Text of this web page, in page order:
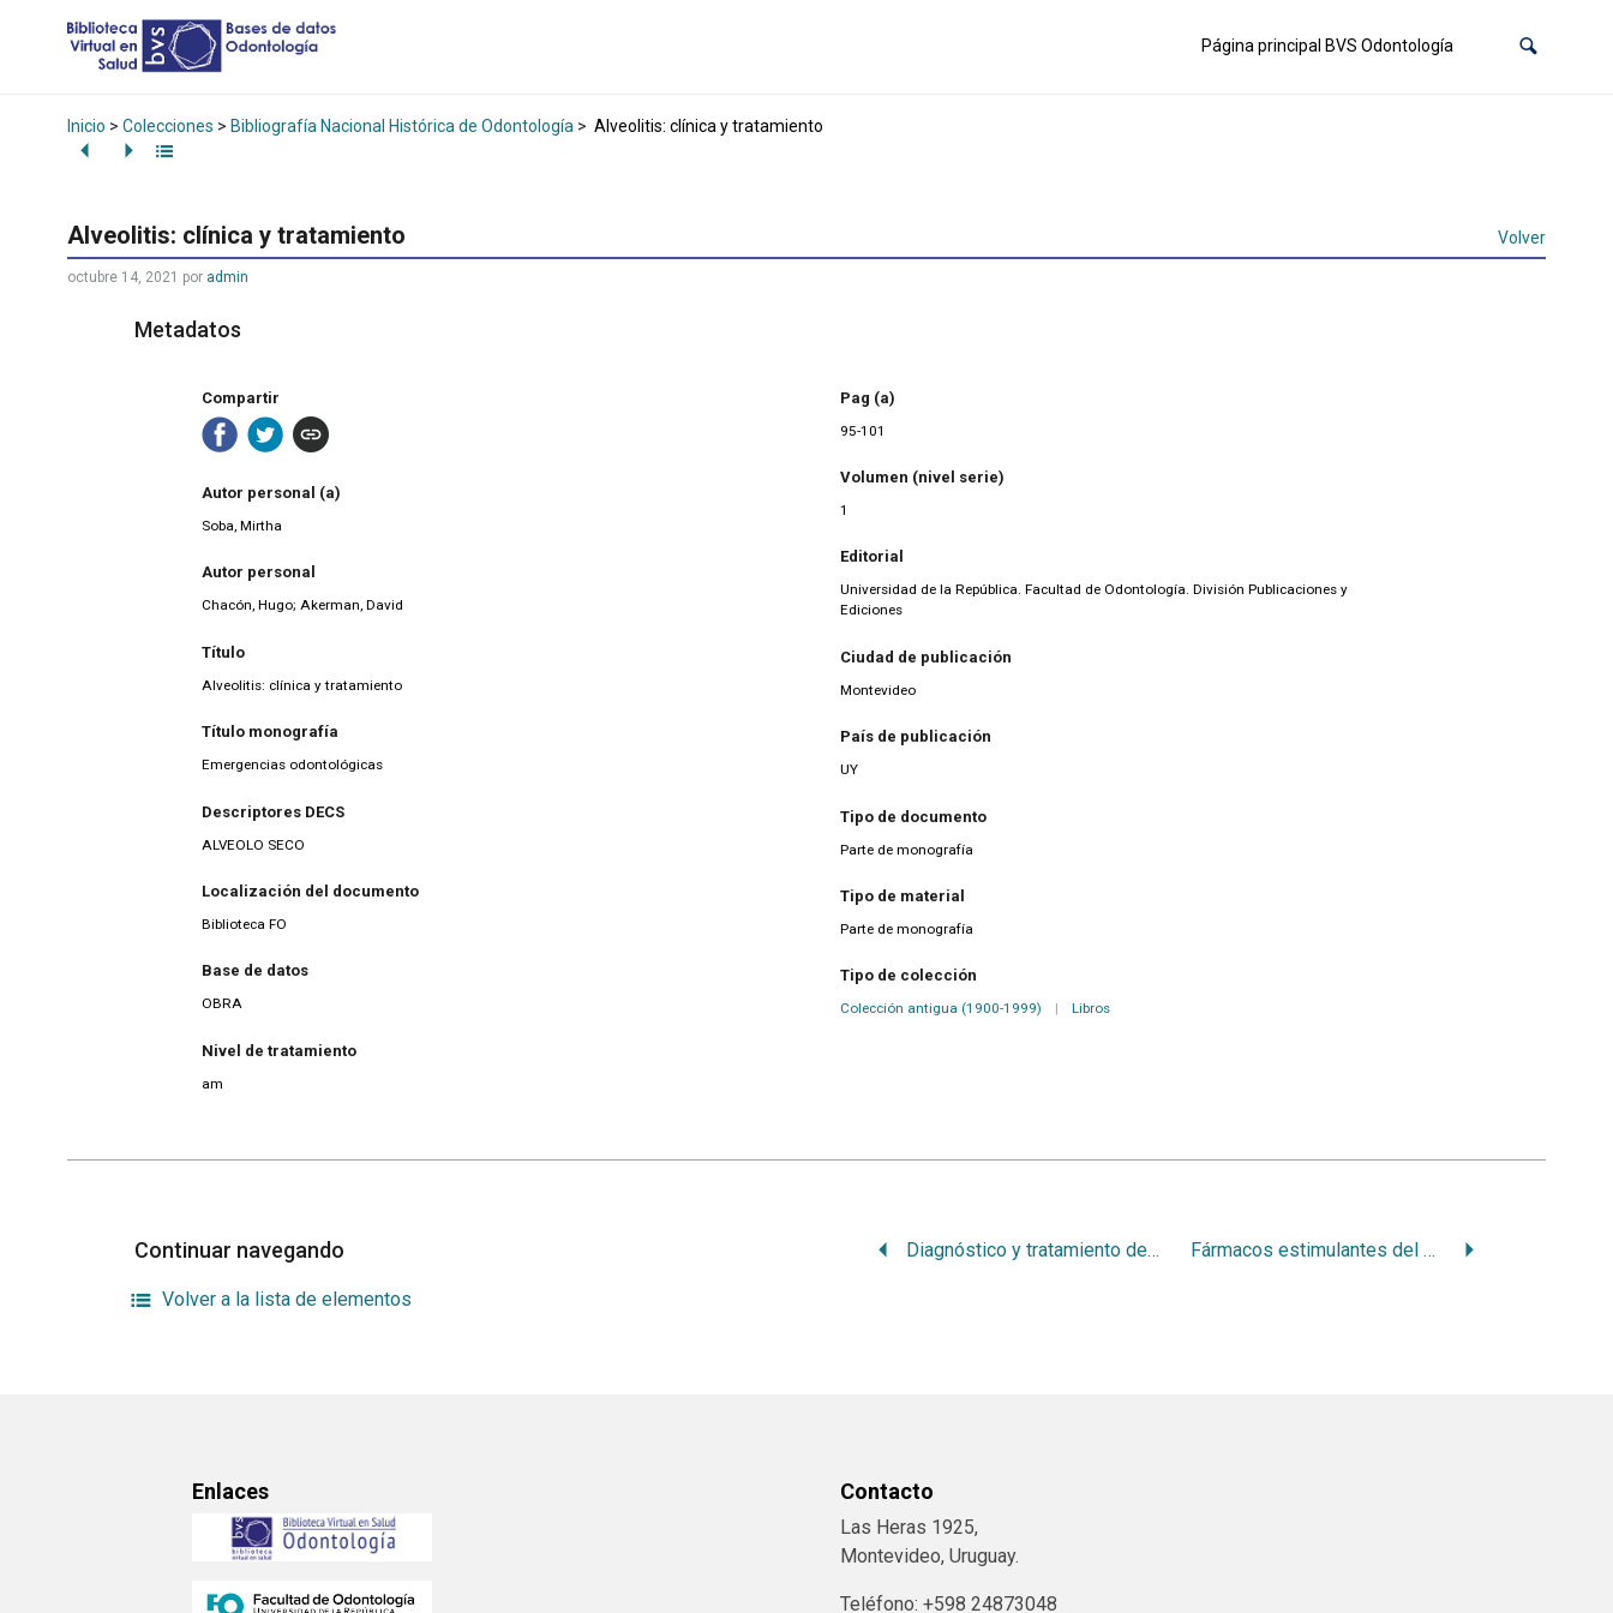
Página principal BVS Odontología
Inicio > Colecciones > Bibliografía Nacional Histórica de Odontología > Alveolitis: clínica y tratamiento
Alveolitis: clínica y tratamiento Volver
octubre 14, 2021 por admin
Metadatos
Compartir
Autor personal (a)
Soba, Mirtha
Autor personal
Chacón, Hugo; Akerman, David
Título
Alveolitis: clínica y tratamiento
Título monografía
Emergencias odontológicas
Descriptores DECS
ALVEOLO SECO
Localización del documento
Biblioteca FO
Base de datos
OBRA
Nivel de tratamiento
am
Pag (a)
95-101
Volumen (nivel serie)
1
Editorial
Universidad de la República. Facultad de Odontología. División Publicaciones y
Ediciones
Ciudad de publicación
Montevideo
País de publicación
UY
Tipo de documento
Parte de monografía
Tipo de material
Parte de monografía
Tipo de colección
Colección antigua (1900-1999) | Libros
Continuar navegando Diagnóstico y tratamiento de urgencia de patosis pulpares y complicaciones periapicales Fármacos estimulantes del SNC
Volver a la lista de elementos
Enlaces Contacto
Las Heras 1925,
Montevideo, Uruguay.
Teléfono: +598 24873048